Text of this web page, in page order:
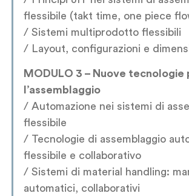
flessibile (takt time, one piece
/ Sistemi multiprodotto flessibili
/ Layout, configurazioni e
MODULO 3 – Nuove tecnologie
l’assemblaggio
/ Automazione nei sistemi di
flessibile
/ Tecnologie di assemblaggio
flessibile e collaborativo
/ Sistemi di material handling:
automatici, collaborativi